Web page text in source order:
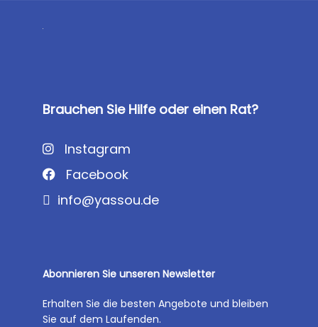
Brauchen Sie Hilfe oder einen Rat?
Instagram
Facebook
info@yassou.de
Abonnieren Sie unseren Newsletter
Erhalten Sie die besten Angebote und bleiben
Sie auf dem Laufenden.